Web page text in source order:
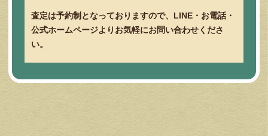
査定は予約制となっておりますので、LINE・お電話・
公式ホームページよりお気軽にお問い合わせくださ
い。